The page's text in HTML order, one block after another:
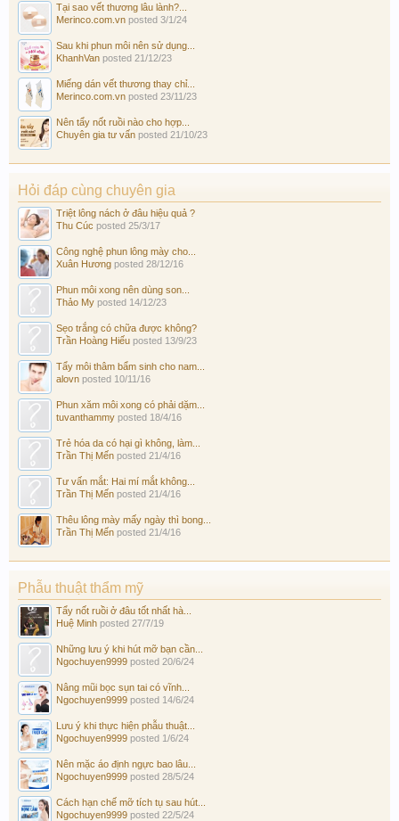
Tại sao vết thương lâu lành?...
Merinco.com.vn posted 3/1/24
Sau khi phun môi nên sử dụng...
KhanhVan posted 21/12/23
Miếng dán vết thương thay chỉ...
Merinco.com.vn posted 23/11/23
Nên tẩy nốt ruồi nào cho hợp...
Chuyên gia tư vấn posted 21/10/23
Hỏi đáp cùng chuyên gia
Triệt lông nách ở đâu hiệu quả ?
Thu Cúc posted 25/3/17
Công nghệ phun lông mày cho...
Xuân Hương posted 28/12/16
Phun môi xong nên dùng son...
Thảo My posted 14/12/23
Sẹo trắng có chữa được không?
Trần Hoàng Hiếu posted 13/9/23
Tẩy môi thâm bẩm sinh cho nam...
alovn posted 10/11/16
Phun xăm môi xong có phải dặm...
tuvanthammy posted 18/4/16
Trẻ hóa da có hại gì không, làm...
Trần Thị Mến posted 21/4/16
Tư vấn mắt: Hai mí mắt không...
Trần Thị Mến posted 21/4/16
Thêu lông mày mấy ngày thì bong...
Trần Thị Mến posted 21/4/16
Phẫu thuật thẩm mỹ
Tẩy nốt ruồi ở đâu tốt nhất hà...
Huệ Minh posted 27/7/19
Những lưu ý khi hút mỡ bạn cần...
Ngochuyen9999 posted 20/6/24
Nâng mũi bọc sụn tai có vĩnh...
Ngochuyen9999 posted 14/6/24
Lưu ý khi thực hiện phẫu thuật...
Ngochuyen9999 posted 1/6/24
Nên mặc áo định ngực bao lâu...
Ngochuyen9999 posted 28/5/24
Cách hạn chế mỡ tích tụ sau hút...
Ngochuyen9999 posted 22/5/24